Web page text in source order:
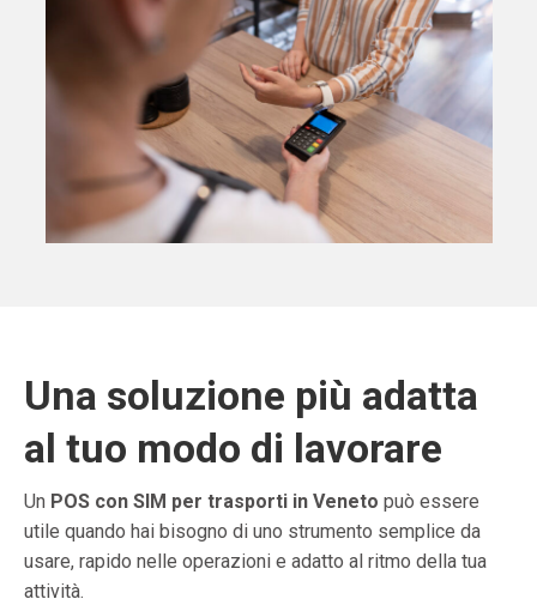
Una soluzione più adatta
al tuo modo di lavorare
Un POS con SIM per trasporti in Veneto può essere
utile quando hai bisogno di uno strumento semplice da
usare, rapido nelle operazioni e adatto al ritmo della tua
attività.